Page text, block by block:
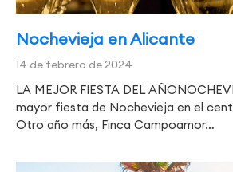
Nochevieja en Alicante
14 de febrero de 2024
LA MEJOR FIESTA DEL
mayor fiesta de Nochevieja en el
Otro año más, Finca Campoamor…